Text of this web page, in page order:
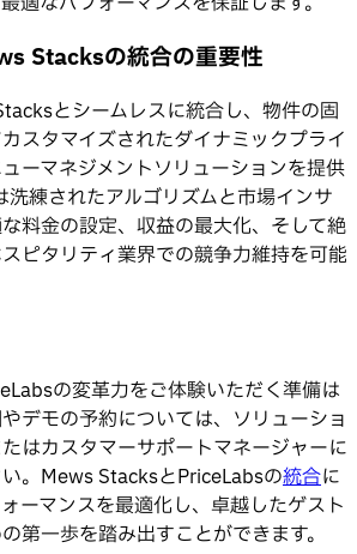
Stacksの統合の重要性
とシームレスに統合し、物件の固
スタマイズされたダイナミックプライ
ーマネジメントソリューションを提供
洗練されたアルゴリズムと市場インサ
料金の設定、収益の最大化、そして絶
ピタリティ業界での競争力維持を可能
の変革力をご体験いただく準備は
デモの予約については、ソリューショ
はカスタマーサポートマネージャーに
。Mews StacksとPriceLabsの統合に
ーマンスを最適化し、卓越したゲスト
第一歩を踏み出すことができます。